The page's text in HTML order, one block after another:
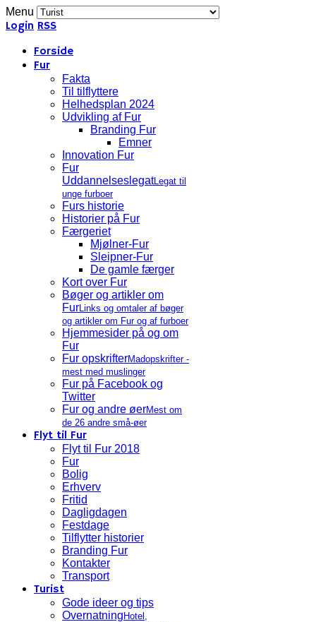
Menu
Login RSS
Forside
Fur
Fakta
Til tilflyttere
Helhedsplan 2024
Udvikling af Fur
Branding Fur
Emner
Innovation Fur
Fur
UddannelseslegatLegat til
unge furboer
Furs historie
Historier på Fur
Færgeriet
Mjølner-Fur
Sleipner-Fur
De gamle færger
Kort over Fur
Bøger og artikler om
FurLinks og omtaler af bøger
og artikler om Fur og af furboer
Hjemmesider på og om
Fur
Fur opskrifterMadopskrifter -
mest med muslinger
Fur på Facebook og
Twitter
Fur og andre øerMest om
de 26 andre små-øer
Flyt til Fur
Flyt til Fur 2018
Fur
Bolig
Erhverv
Fritid
Dagligdagen
Festdage
Tilflytter historier
Branding Fur
Kontakter
Transport
Turist
Gode ideer og tips
Overnatning Hotel,